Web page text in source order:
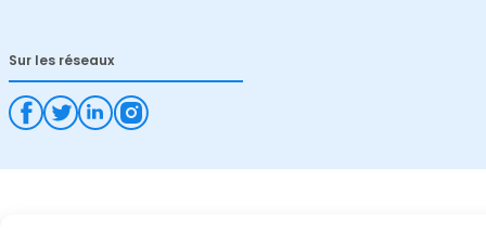
Sur les réseaux